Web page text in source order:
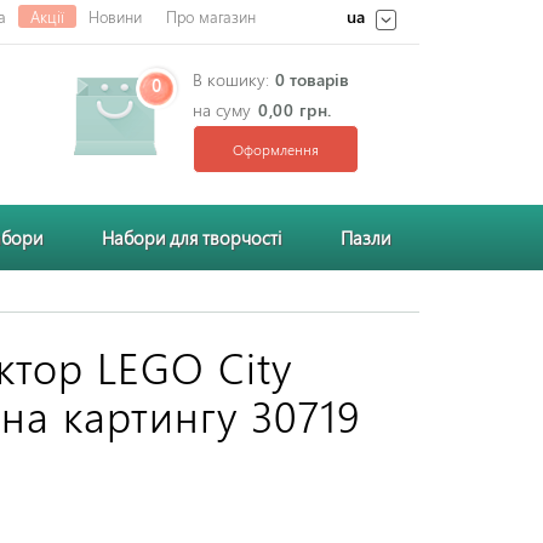
Акції Новини Про магазин ua
0 В кошику: 0 товарів
на суму 0,00 грн.
Оформлення
Набори для творчості Пазли
LEGO City
картингу 30719